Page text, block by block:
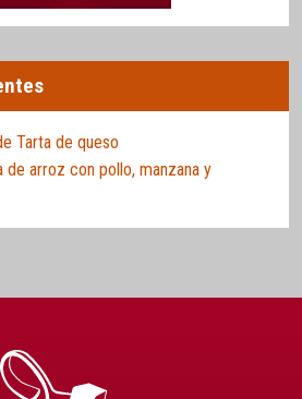
Tarta de queso
de arroz con pollo, manzana y